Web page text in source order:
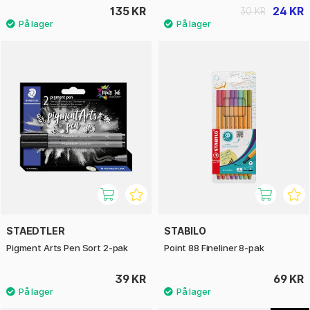
135 KR 24 KR
30 KR
STAEDTLER
Pigment Arts Pen Sort 2-pak
39 KR
STABILO
Point 88 Fineliner 8-pak
69 KR